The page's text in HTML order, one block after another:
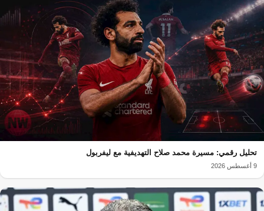
تحليل رقمي: مسيرة محمد صلاح التهديفية مع ليفربول
9 أغسطس 2026